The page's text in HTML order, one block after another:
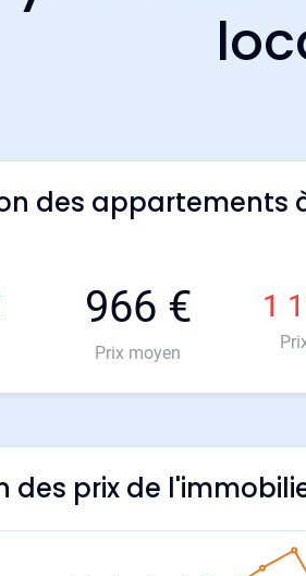
des appartements
966 €
Prix moyen
1
des prix de